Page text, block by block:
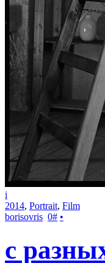
i
2014, Portrait, Film
borisovris 0# •
с